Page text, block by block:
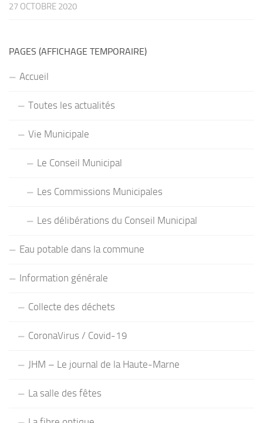
27 OCTOBRE 2020
PAGES (AFFICHAGE TEMPORAIRE)
Accueil
Toutes les actualités
Vie Municipale
Le Conseil Municipal
Les Commissions Municipales
Les délibérations du Conseil Municipal
Eau potable dans la commune
Information générale
Collecte des déchets
CoronaVirus / Covid-19
JHM – Le journal de la Haute-Marne
La salle des fêtes